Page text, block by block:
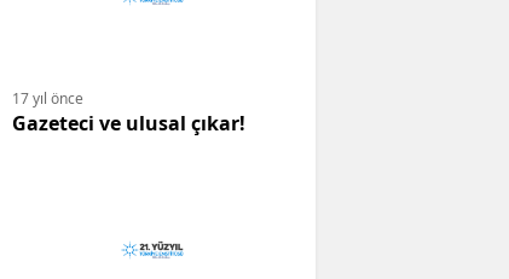
17 yıl önce
Gazeteci ve ulusal çıkar!